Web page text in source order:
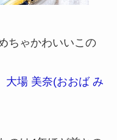
ちゃかわいいこの
大場 美奈(おおば み